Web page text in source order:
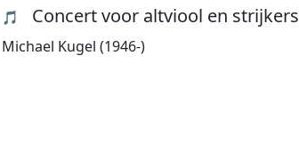
🎵 Concert voor altviool en strijkers
Michael Kugel (1946-)